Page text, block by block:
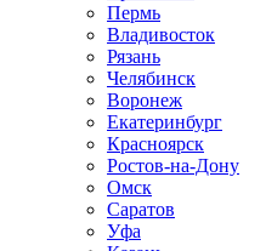
Пермь
Владивосток
Рязань
Челябинск
Воронеж
Екатеринбург
Красноярск
Ростов-на-Дону
Омск
Саратов
Уфа